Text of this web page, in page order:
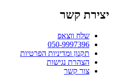
יצירת קשר
שלח ווצאפ
050-9997396
תקנון ומדיניות הפרטיות
הצהרת נגישות
צור קשר